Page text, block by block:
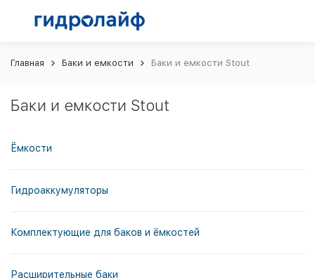
Главная Баки и емкости Баки и емкости Stout
Баки и емкости Stout
Ёмкости
Гидроаккумуляторы
Комплектующие для баков и ёмкостей
Расширительные баки